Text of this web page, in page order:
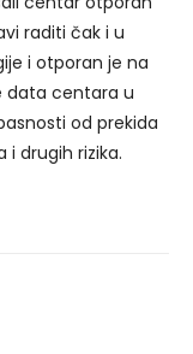
raditi čak i u
i otporan je na
data centara u
od prekida
drugih rizika.